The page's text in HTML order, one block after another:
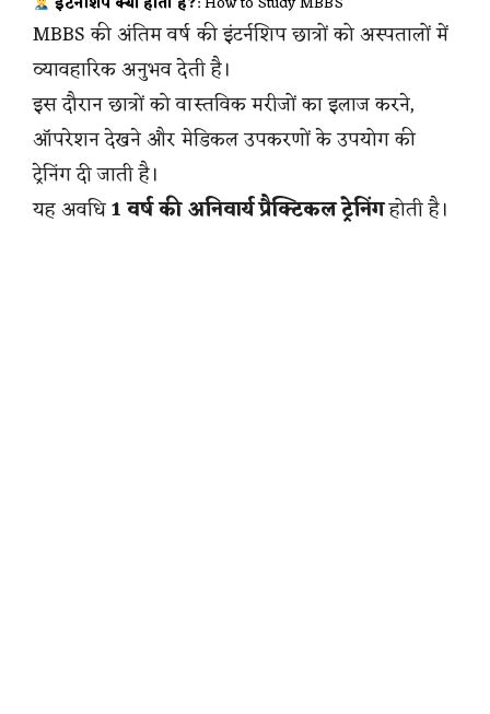
MBBS की अंतिम वर्ष की इंटर्नशिप छात्रों को अस्पतालों में
व्यावहारिक अनुभव देती है।
इस दौरान छात्रों को वास्तविक मरीजों का इलाज करने,
ऑपरेशन देखने और मेडिकल उपकरणों के उपयोग की
ट्रेनिंग दी जाती है।
यह अवधि1 वर्ष की अनिवार्य प्रैक्टिकल ट्रेनिंगहोती है।